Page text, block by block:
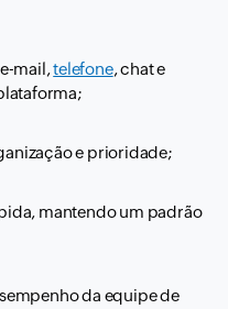
mail,telefone, chat e
e prioridade;
mantendo um padrão
da equipe de